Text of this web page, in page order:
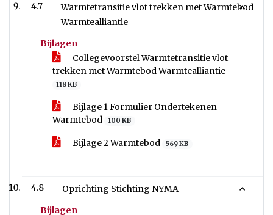
4.7
Warmtetransitie vlot trekken met Warmtebod
Warmtealliantie
Bijlagen
Collegevoorstel Warmtetransitie vlot
trekken met Warmtebod Warmtealliantie
118 KB
Bijlage 1 Formulier Ondertekenen
Warmtebod
100 KB
Bijlage 2 Warmtebod 569 KB
4.8
Oprichting Stichting NYMA
Bijlagen